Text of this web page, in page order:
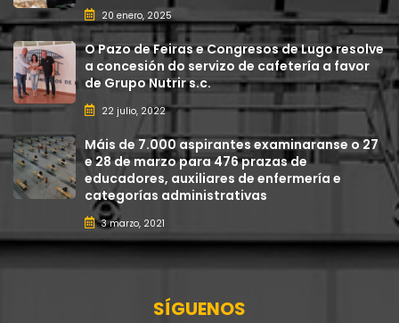
20 enero, 2025
O Pazo de Feiras e Congresos de Lugo resolve
a concesión do servizo de cafetería a favor
de Grupo Nutrir s.c.
22 julio, 2022
Máis de 7.000 aspirantes examinaranse o 27
e 28 de marzo para 476 prazas de
educadores, auxiliares de enfermería e
categorías administrativas
3 marzo, 2021
SÍGUENOS